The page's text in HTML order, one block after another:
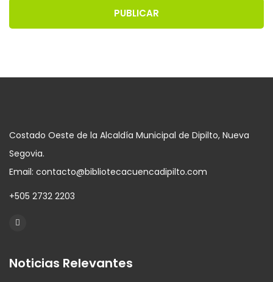
PUBLICAR
Costado Oeste de la Alcaldía Municipal de Dipilto, Nueva
Segovia.
Email: contacto@bibliotecacuencadipilto.com
+505 2732 2203
Noticias Relevantes